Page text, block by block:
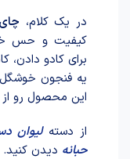
در یک کلام،
کیفیت و حس
برای کادو داد‌ن،
یه فنجون
این محصول رو
از دستهلیوان
حبانه دیدن کنید.